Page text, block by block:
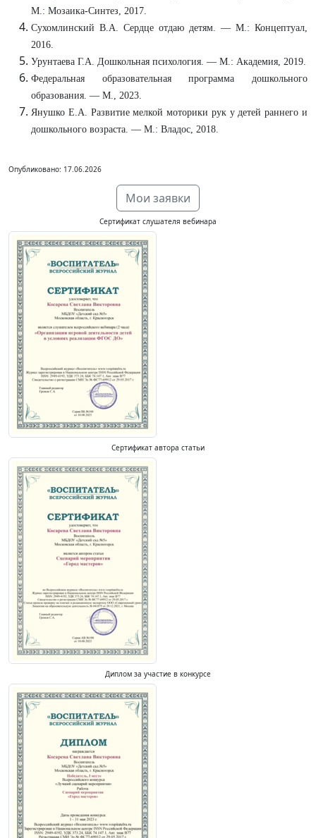
М.: Мозаика-Синтез, 2017.
Сухомлинский В.А. Сердце отдаю детям. — М.: Концептуал,
2016.
Урунтаева Г.А. Дошкольная психология. — М.: Академия, 2019.
Федеральная образовательная программа дошкольного
образования. — М., 2023.
Янушко Е.А. Развитие мелкой моторики рук у детей раннего и
дошкольного возраста. — М.: Владос, 2018.
Опубликовано: 17.06.2026
Мои заявки
Сертификат слушателя вебинара
Сертификат автора статьи
Диплом за участие в конкурсе